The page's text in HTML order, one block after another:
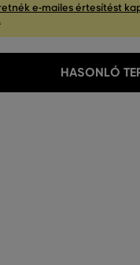
e-mailes értesítést
HASONLÓ